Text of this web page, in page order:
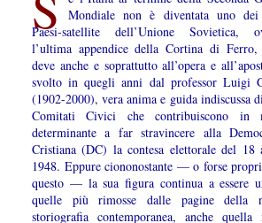
Mondiale non è diventata uno
Paesi-satellite dell’Unione Sovietica,
l’ultima appendice della Cortina di
deve anche e soprattutto all’opera e
svolto in quegli anni dal professor Luigi
(1902-2000), vera anima e guida indiscussa
Comitati Civici che contribuiscono in
determinante a far stravincere alla
Cristiana (DC) la contesa elettorale del 18
1948. Eppure ciononostante — o forse
questo — la sua figura continua a essere
quelle più rimosse dalle pagine della
storiografia contemporanea, anche quella